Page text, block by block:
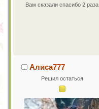
Вам сказали спасибо 2 раза
Алиса777
Решил остаться